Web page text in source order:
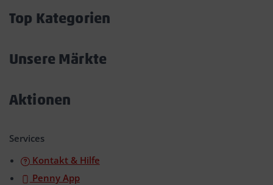
Top Kategorien
Unsere Märkte
Aktionen
Services
Kontakt & Hilfe
Penny App